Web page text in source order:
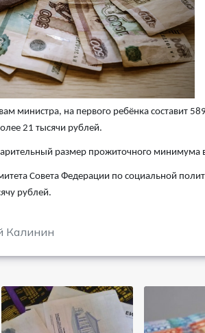
министра, на первого ребёнка составит
21 тысячи рублей.
размер прожиточного минимума
Совета Федерации по социальной
рублей.
Калинин